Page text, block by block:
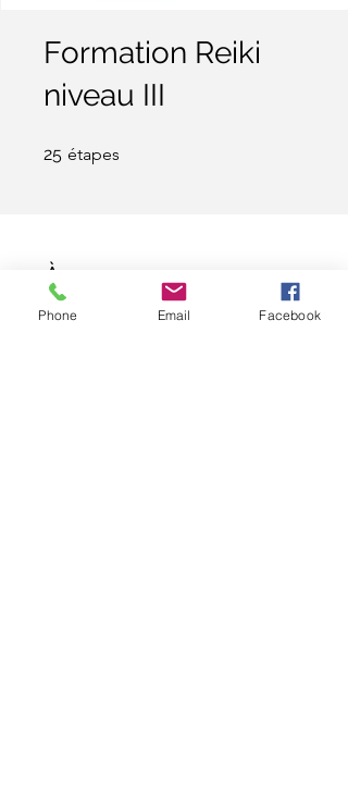
Formation Reiki
niveau III
25 étapes
À propos
Phone Email Facebook